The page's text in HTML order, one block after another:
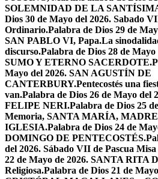
SOLEMNIDAD DE LA
Dios 30 de Mayo del 2026. Sabado
Ordinario.Palabra de Dios 29 de
SAN PABLO VI, Papa.La
discurso.Palabra de Dios 28 de
SUMO Y ETERNO SACERDOTE.
Mayo del 2026. SAN AGUSTÍN DE
CANTERBURY.Pentecostés una
van.Palabra de Dios 26 de Mayo del
FELIPE NERI.Palabra de Dios 25
Memoria, SANTA MARÍA,
IGLESIA.Palabra de Dios 24 de
DOMINGO DE PENTECOSTÉS.
del 2026. Sábado VII de Pascua
22 de Mayo de 2026. SANTA RITA
Religiosa.Palabra de Dios 21 de